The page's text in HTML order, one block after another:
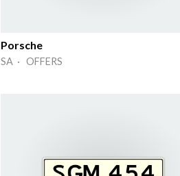
Porsche
SA · OFFERS